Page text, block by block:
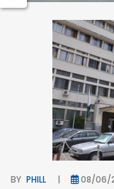
BY PHILL 08/06/